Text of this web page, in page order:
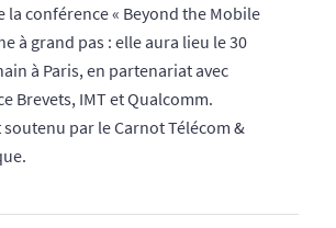
la conférence « Beyond the Mobile
à grand pas : elle aura lieu le 30
à Paris, en partenariat avec
Brevets, IMT et Qualcomm.
par le Carnot Télécom &